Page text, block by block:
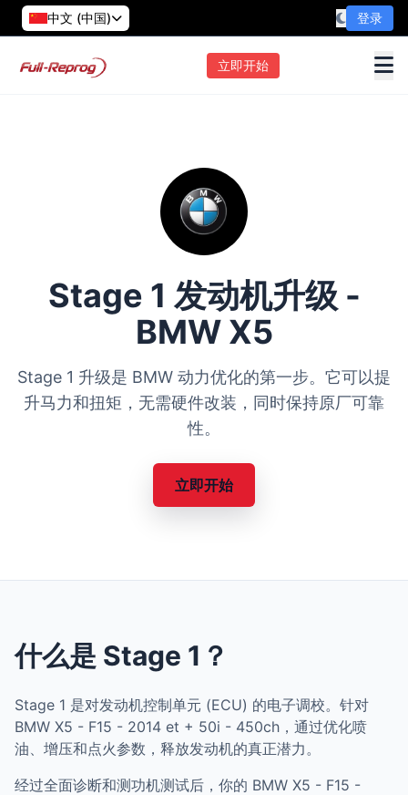
中文 (中国) 登录
立即开始
Stage 1 发动机升级 -
BMW X5
Stage 1 升级是 BMW 动力优化的第一步。它可以提
升马力和扭矩，无需硬件改装，同时保持原厂可靠
性。
立即开始
什么是 Stage 1？
Stage 1 是对发动机控制单元 (ECU) 的电子调校。针对
BMW X5 - F15 - 2014 et + 50i - 450ch，通过优化喷
油、增压和点火参数，释放发动机的真正潜力。
经过全面诊断和测功机测试后，你的 BMW X5 - F15 -